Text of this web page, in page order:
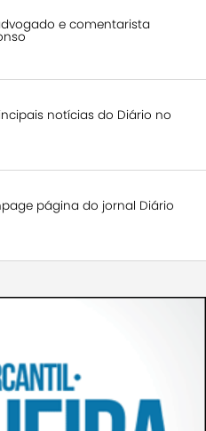
e comentarista
notícias do Diário no
página do jornal Diário